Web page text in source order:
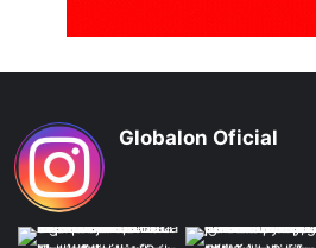
Globalon Oficial